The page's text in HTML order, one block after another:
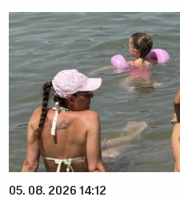
05. 08. 2026 14:12